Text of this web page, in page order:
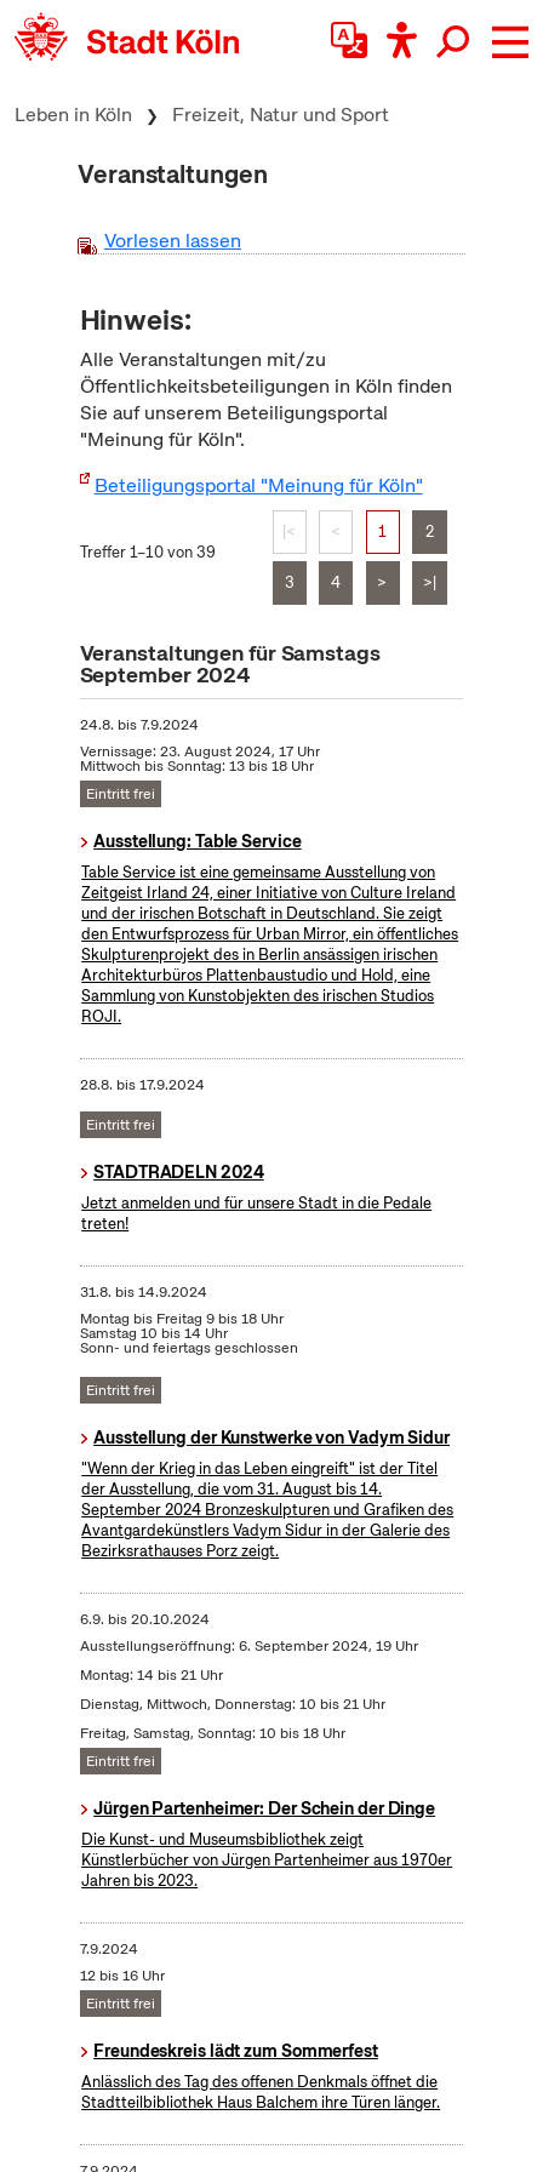
zum Inhalt springen
Leben in Köln Freizeit, Natur und Sport
Veranstaltungen
Vorlesen lassen
Hinweis:
Alle Veranstaltungen mit/zu
Öffentlichkeitsbeteiligungen in Köln finden
Sie auf unserem Beteiligungsportal
"Meinung für Köln".
Beteiligungsportal "Meinung für Köln"
Treffer 1–10 von 39
|< < 1 2
3 4 > >|
Veranstaltungen für Samstags
September 2024
24.8. bis7.9.2024
Vernissage: 23. August 2024, 17 Uhr
Mittwoch bis Sonntag: 13 bis 18 Uhr
Eintritt frei
Ausstellung: Table Service
Table Service ist eine gemeinsame Ausstellung von
Zeitgeist Irland 24, einer Initiative von Culture Ireland
und der irischen Botschaft in Deutschland. Sie zeigt
den Entwurfsprozess für Urban Mirror, ein öffentliches
Skulpturenprojekt des in Berlin ansässigen irischen
Architekturbüros Plattenbaustudio und Hold, eine
Sammlung von Kunstobjekten des irischen Studios
ROJI.
28.8. bis17.9.2024
Eintritt frei
STADTRADELN 2024
Jetzt anmelden und für unsere Stadt in die Pedale
treten!
31.8. bis14.9.2024
Montag bis Freitag 9 bis 18 Uhr
Samstag 10 bis 14 Uhr
Sonn- und feiertags geschlossen
Eintritt frei
Ausstellung der Kunstwerke von Vadym Sidur
"Wenn der Krieg in das Leben eingreift" ist der Titel
der Ausstellung, die vom 31. August bis 14.
September 2024 Bronzeskulpturen und Grafiken des
Avantgardekünstlers Vadym Sidur in der Galerie des
Bezirksrathauses Porz zeigt.
6.9. bis20.10.2024
Ausstellungseröffnung: 6. September 2024, 19 Uhr
Montag: 14 bis 21 Uhr
Dienstag, Mittwoch, Donnerstag: 10 bis 21 Uhr
Freitag, Samstag, Sonntag: 10 bis 18 Uhr
Eintritt frei
Jürgen Partenheimer: Der Schein der Dinge
Die Kunst- und Museumsbibliothek zeigt
Künstlerbücher von Jürgen Partenheimer aus 1970er
Jahren bis 2023.
7.9.2024
12 bis 16 Uhr
Eintritt frei
Freundeskreis lädt zum Sommerfest
Anlässlich des Tag des offenen Denkmals öffnet die
Stadtteilbibliothek Haus Balchem ihre Türen länger.